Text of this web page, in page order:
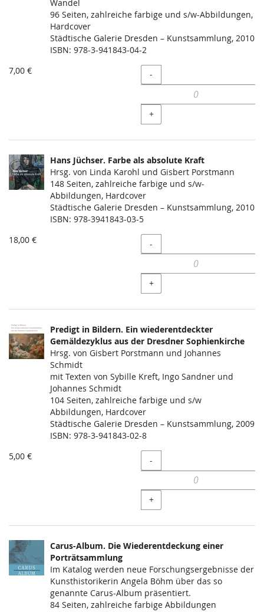
Wandel
96 Seiten, zahlreiche farbige und s/w-Abbildungen,
Hardcover
Städtische Galerie Dresden – Kunstsammlung, 2010
ISBN: 978-3-941843-04-2
7,00 €
Menge
-
+
Hans Jüchser. Farbe als absolute Kraft
Hrsg. von Linda Karohl und Gisbert Porstmann
148 Seiten, zahlreiche farbige und s/w-
Abbildungen, Hardcover
Städtische Galerie Dresden – Kunstsammlung, 2010
ISBN: 978-3941843-03-5
18,00 €
Menge
-
+
Predigt in Bildern. Ein wiederentdeckter
Gemäldezyklus aus der Dresdner Sophienkirche
Hrsg. von Gisbert Porstmann und Johannes
Schmidt
mit Texten von Sybille Kreft, Ingo Sandner und
Johannes Schmidt
104 Seiten, zahlreiche farbige und s/w
Abbildungen, Hardcover
Städtische Galerie Dresden – Kunstsammlung, 2009
ISBN: 978-3-941843-02-8
5,00 €
Menge
-
+
Carus-Album. Die Wiederentdeckung einer
Porträtsammlung
Im Katalog werden neue Forschungsergebnisse der
Kunsthistorikerin Angela Böhm über das so
genannte Carus-Album präsentiert.
84 Seiten, zahlreiche farbige Abbildungen